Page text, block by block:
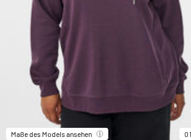
Maße des Models ansehen 01